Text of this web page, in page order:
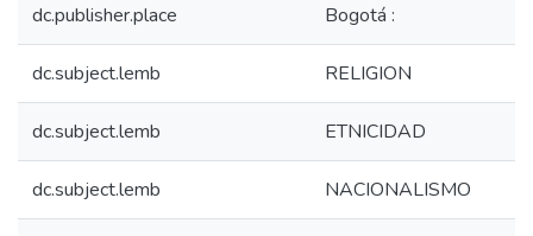
dc.publisher.place Bogotá :
dc.subject.lemb RELIGION
dc.subject.lemb ETNICIDAD
dc.subject.lemb NACIONALISMO